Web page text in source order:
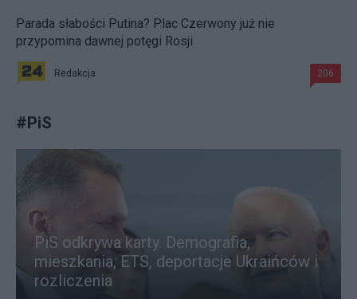
Parada słabości Putina? Plac Czerwony już nie
przypomina dawnej potęgi Rosji
Redakcja 206
#PiS
PiS odkrywa karty. Demografia,
mieszkania, ETS, deportacje Ukraińców i
rozliczenia